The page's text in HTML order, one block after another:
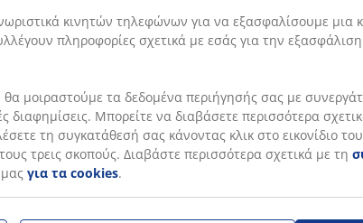
κινητών τηλεφώνων για να εξασφαλίσουμε μια
πληροφορίες σχετικά με εσάς για την εξασφάλιση
μοιραστούμε τα δεδομένα περιήγησής σας με
διαφημίσεις. Μπορείτε να διαβάσετε περισσότερα
τη συγκατάθεσή σας κάνοντας κλικ στο εικονίδιο
τρεις σκοπούς. Διαβάστε περισσότερα σχετικά με τη
για τα cookies.